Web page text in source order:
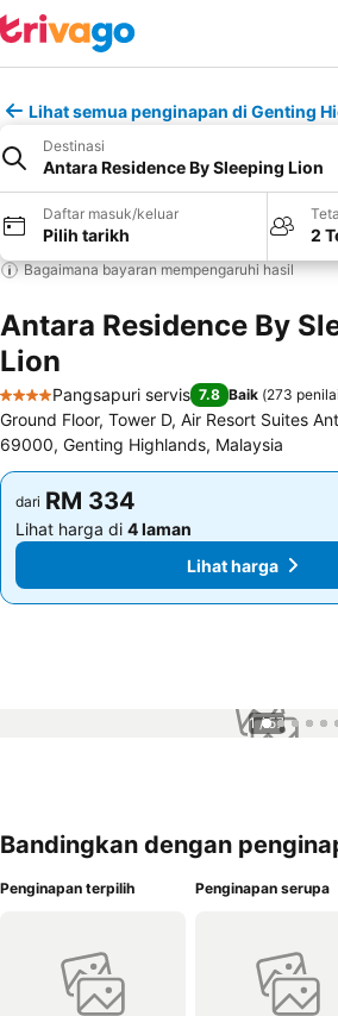
Lihat semua penginapan di Genting
Destinasi
Antara Residence By Sleeping Lion
Daftar masuk/keluar
Pilih tarikh 2
Bagaimana bayaran mempengaruhi hasil
Antara Residence By
Lion
4 Bintang
Pangsapuri servis 7.8 Baik (273
Ground Floor, Tower D, Air Resort Suites
69000, Genting Highlands, Malaysia
dari RM 334
Lihat harga di 4 laman
Lihat harga
dari RM 334
Lihat harga di 4 laman
Lihat harga
1 / 57
Bandingkan dengan
Penginapan terpilih Penginapan serupa